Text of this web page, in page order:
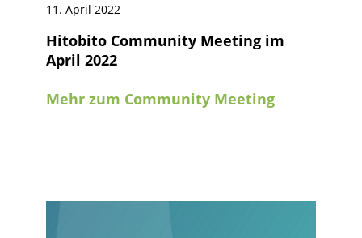
11. April 2022
Hitobito Community Meeting im
April 2022
Mehr zum Community Meeting